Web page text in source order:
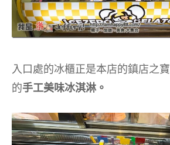
入口處的冰櫃正是本店的鎮店之
的手工美味冰淇淋。